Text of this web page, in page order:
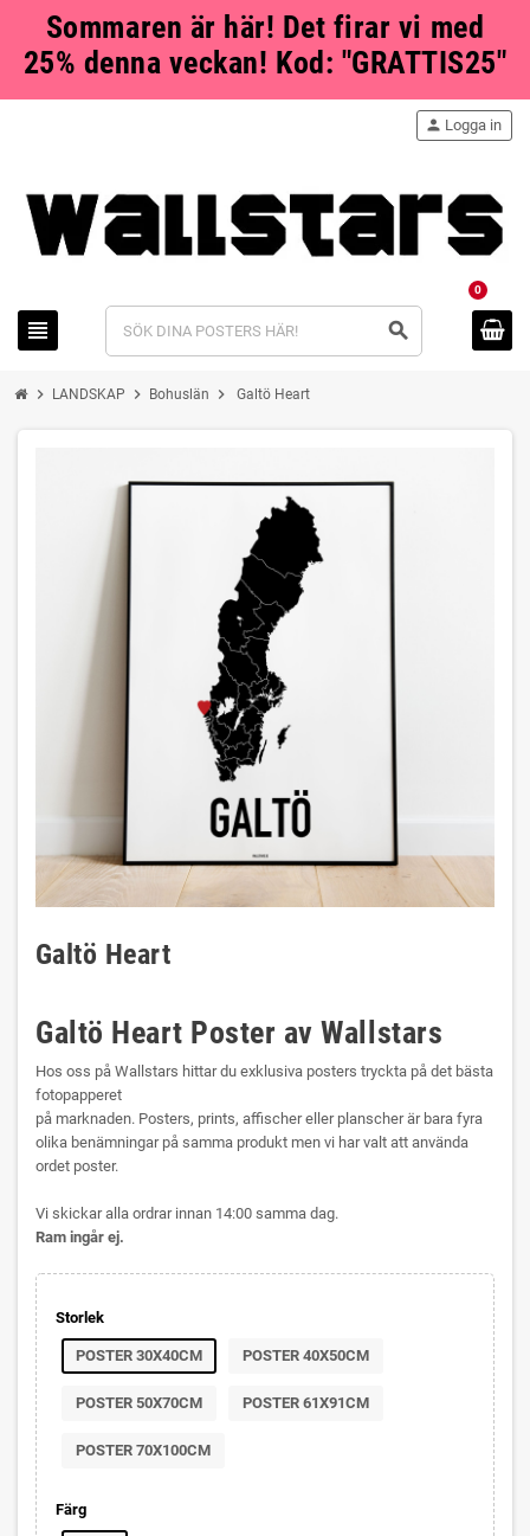
Sommaren är här! Det firar vi med
25% denna veckan! Kod: "GRATTIS25"
view_headline search
person Logga in
0
chevron_right LANDSKAP chevron_right Bohuslän chevron_right Galtö Heart
Galtö Heart
Galtö Heart Poster av Wallstars
Hos oss på Wallstars hittar du exklusiva posters tryckta på det bästa
fotopapperet
på marknaden. Posters, prints, affischer eller planscher är bara fyra
olika benämningar på samma produkt men vi har valt att använda
ordet poster.
Vi skickar alla ordrar innan 14:00 samma dag.
Ram ingår ej.
Storlek
POSTER 30X40CM POSTER 40X50CM
POSTER 50X70CM POSTER 61X91CM
POSTER 70X100CM
Färg